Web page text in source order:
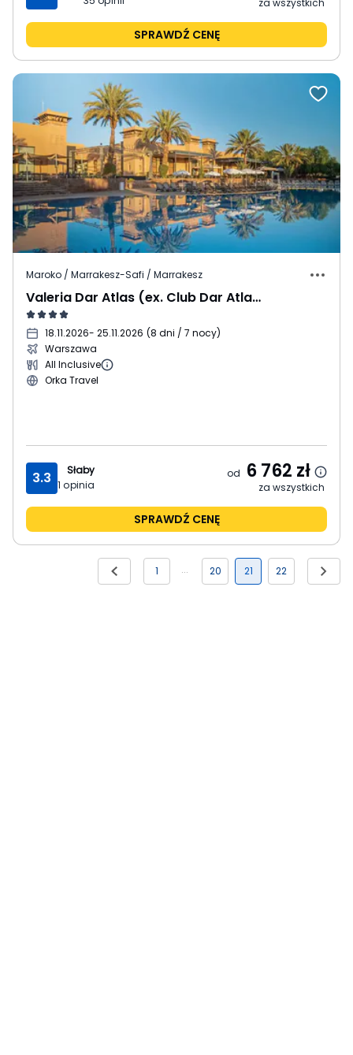
za wszystkich
SPRAWDŹ CENĘ
Maroko / Marrakesz-Safi / Marrakesz
Valeria Dar Atlas (ex. Club Dar Atlas)
18.11.2026- 25.11.2026 (8 dni / 7 nocy)
Warszawa
All Inclusive
Orka Travel
3.3
Słaby
1 opinia
od 6 762 zł
za wszystkich
SPRAWDŹ CENĘ
1 20 21 22